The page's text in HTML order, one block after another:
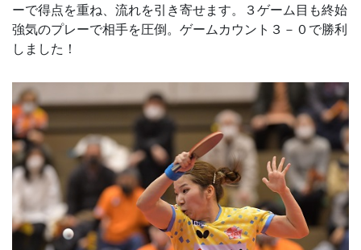
ーで得点を重ね、流れを引き寄せます。３ゲーム目も終始
強気のプレーで相手を圧倒。ゲームカウント３－０で勝利
しました！